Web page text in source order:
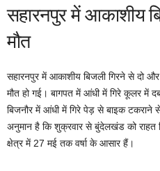
सहारनपुर में आकाशीय
मौत
सहारनपुर में आकाशीय बिजली गिरने से दो
मौत हो गई। बागपत में आंधी में गिरे कूलर में
बिजनौर में आंधी में गिरे पेड़ से बाइक टकराने से
अनुमान है कि शुक्रवार से बुंदेलखंड को राहत
क्षेत्र में 27 मई तक वर्षा के आसार हैं।